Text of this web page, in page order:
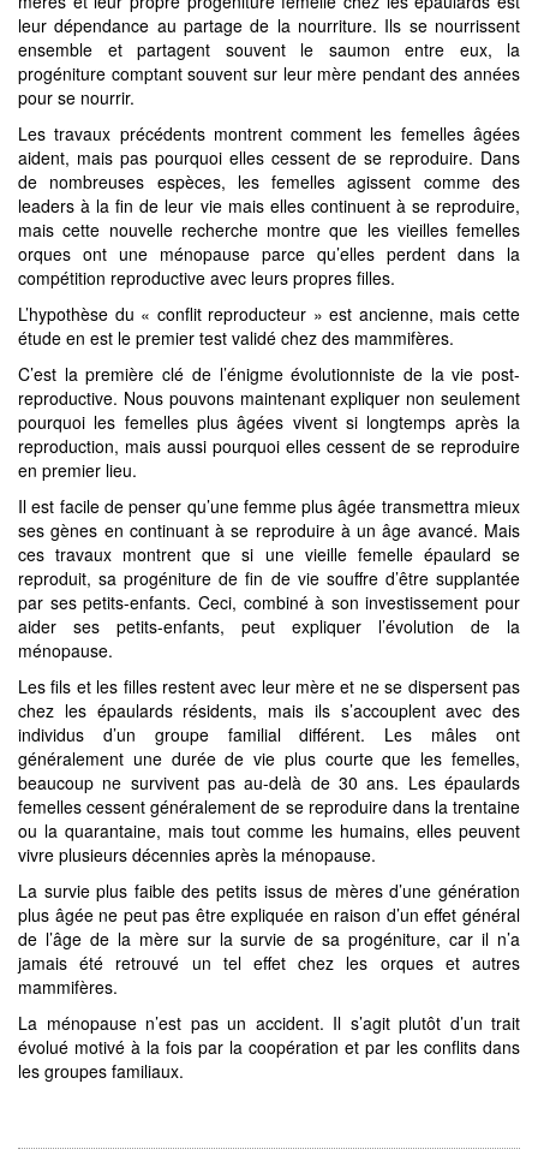
leur dépendance au partage de la nourriture. Ils se nourrissent
ensemble et partagent souvent le saumon entre eux, la
progéniture comptant souvent sur leur mère pendant des années
pour se nourrir.
Les travaux précédents montrent comment les femelles âgées
aident, mais pas pourquoi elles cessent de se reproduire. Dans
de nombreuses espèces, les femelles agissent comme des
leaders à la fin de leur vie mais elles continuent à se reproduire,
mais cette nouvelle recherche montre que les vieilles femelles
orques ont une ménopause parce qu’elles perdent dans la
compétition reproductive avec leurs propres filles.
L’hypothèse du « conflit reproducteur » est ancienne, mais cette
étude en est le premier test validé chez des mammifères.
C’est la première clé de l’énigme évolutionniste de la vie post-
reproductive. Nous pouvons maintenant expliquer non seulement
pourquoi les femelles plus âgées vivent si longtemps après la
reproduction, mais aussi pourquoi elles cessent de se reproduire
en premier lieu.
Il est facile de penser qu’une femme plus âgée transmettra mieux
ses gènes en continuant à se reproduire à un âge avancé. Mais
ces travaux montrent que si une vieille femelle épaulard se
reproduit, sa progéniture de fin de vie souffre d’être supplantée
par ses petits-enfants. Ceci, combiné à son investissement pour
aider ses petits-enfants, peut expliquer l’évolution de la
ménopause.
Les fils et les filles restent avec leur mère et ne se dispersent pas
chez les épaulards résidents, mais ils s’accouplent avec des
individus d’un groupe familial différent. Les mâles ont
généralement une durée de vie plus courte que les femelles,
beaucoup ne survivent pas au-delà de 30 ans. Les épaulards
femelles cessent généralement de se reproduire dans la trentaine
ou la quarantaine, mais tout comme les humains, elles peuvent
vivre plusieurs décennies après la ménopause.
La survie plus faible des petits issus de mères d’une génération
plus âgée ne peut pas être expliquée en raison d’un effet général
de l’âge de la mère sur la survie de sa progéniture, car il n’a
jamais été retrouvé un tel effet chez les orques et autres
mammifères.
La ménopause n’est pas un accident. Il s’agit plutôt d’un trait
évolué motivé à la fois par la coopération et par les conflits dans
les groupes familiaux.